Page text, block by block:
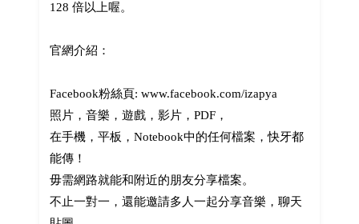
128 倍以上喔。
官網介紹：
Facebook粉絲頁: www.facebook.com/izapya
照片，音樂，遊戲，影片，PDF，
在手機，平板，Notebook中的任何檔案，快牙都
能傳！
毋需網路就能和附近的朋友分享檔案。
不止一對一，還能邀請多人一起分享音樂，聊天